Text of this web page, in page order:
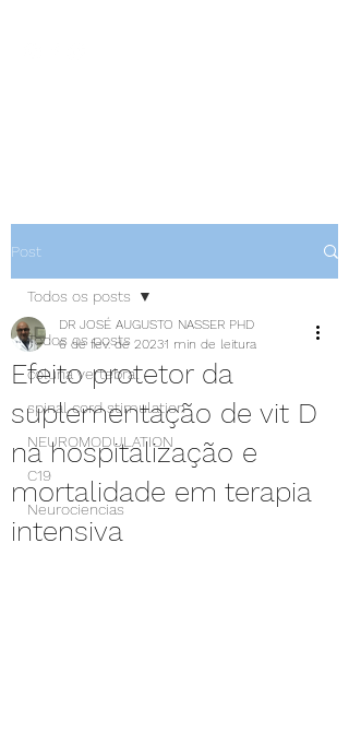
Post
Todos os posts
coluna vertebral
spinal cord stimulation
NEUROMODULATION
C19
Neurociencias
Todos os posts
Efeito protetor da
suplementação de vit D
na hospitalização e
mortalidade em terapia
intensiva
DR JOSÉ AUGUSTO NASSER PHD
6 de fev. de 20231 min de leitura